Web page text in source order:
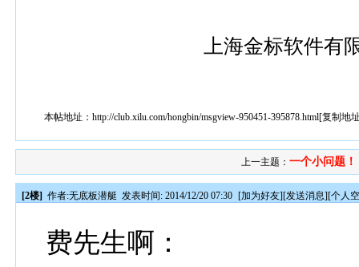
上海金标软件有
本帖地址：http://club.xilu.com/hongbin/msgview-950451-395878.html[复制地
上一主题： 一个小问题！
[2楼] 作者:无底板潜艇 发表时间: 2014/12/20 07:30 [加为好友][发送消息][个人
费先生啊：